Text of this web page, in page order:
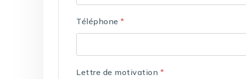
Téléphone*
Lettre de motivation *